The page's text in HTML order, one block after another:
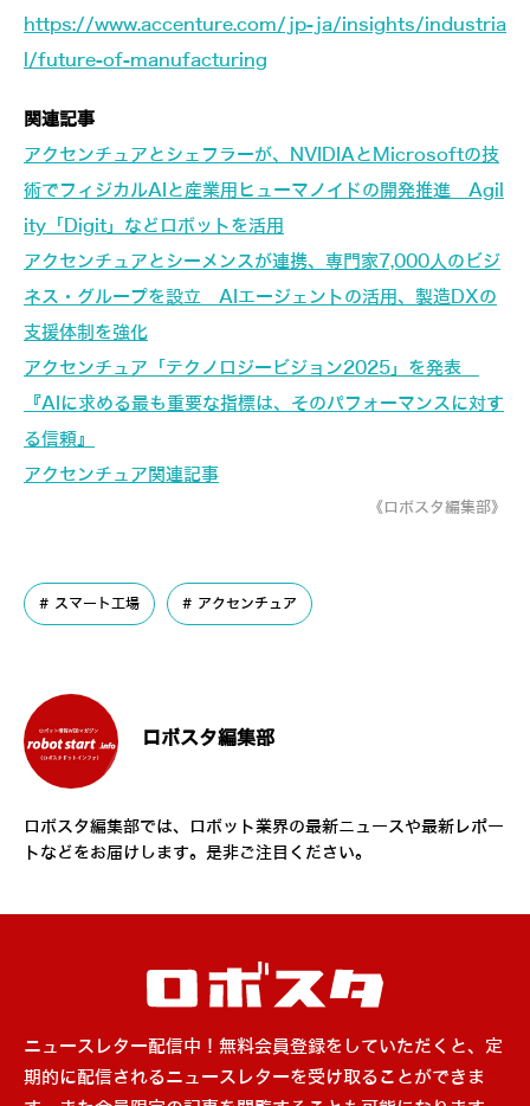
https://www.accenture.com/jp-ja/insights/industria
l/future-of-manufacturing
関連記事
アクセンチュアとシェフラーが、NVIDIAとMicrosoftの技
術でフィジカルAIと産業用ヒューマノイドの開発推進 Agil
ity「Digit」などロボットを活用
アクセンチュアとシーメンスが連携、専門家7,000人のビジ
ネス・グループを設立 AIエージェントの活用、製造DXの
支援体制を強化
アクセンチュア「テクノロジービジョン2025」を発表
『AIに求める最も重要な指標は、そのパフォーマンスに対す
る信頼』
アクセンチュア関連記事
《ロボスタ編集部》
スマート工場 アクセンチュア
ロボスタ編集部
ロボスタ編集部では、ロボット業界の最新ニュースや最新レポー
トなどをお届けします。是非ご注目ください。
ニュースレター配信中！無料会員登録をしていただくと、定
期的に配信されるニュースレターを受け取ることができま